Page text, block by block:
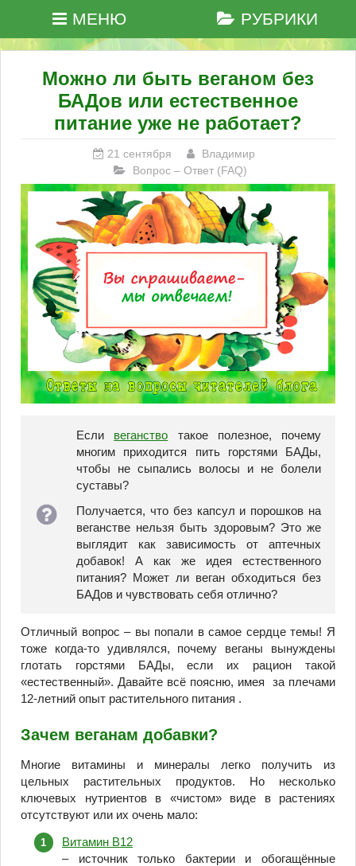
МЕНЮ РУБРИКИ
Можно ли быть веганом без
БАДов или естественное
питание уже не работает?
21 сентября
Владимир
Вопрос – Ответ (FAQ)
Если веганство такое полезное, почему
многим приходится пить горстями БАДы,
чтобы не сыпались волосы и не болели
суставы?
Получается, что без капсул и порошков на
веганстве нельзя быть здоровым? Это же
выглядит как зависимость от аптечных
добавок! А как же идея естественного
питания? Может ли веган обходиться без
БАДов и чувствовать себя отлично?
Отличный вопрос – вы попали в самое сердце темы! Я
тоже когда-то удивлялся, почему веганы вынуждены
глотать горстями БАДы, если их рацион такой
«естественный». Давайте всё поясню, имея за плечами
12-летний опыт растительного питания .
Зачем веганам добавки?
Многие витамины и минералы легко получить из
цельных растительных продуктов. Но несколько
ключевых нутриентов в «чистом» виде в растениях
отсутствуют или их очень мало:
Витамин B12
– источник только бактерии и обогащённые